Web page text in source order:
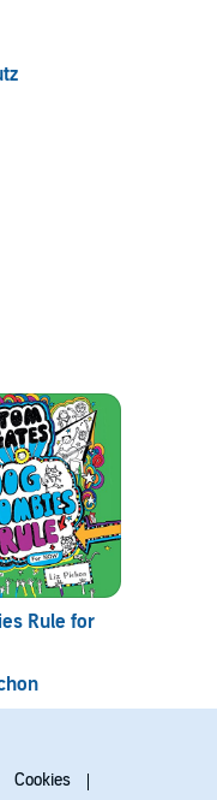
Rule for
Cookies